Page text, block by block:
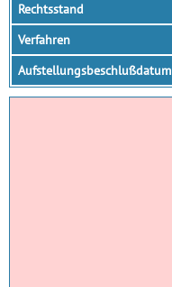
Rechtsstand
Verfahren
Aufstellungsbeschlußdatum